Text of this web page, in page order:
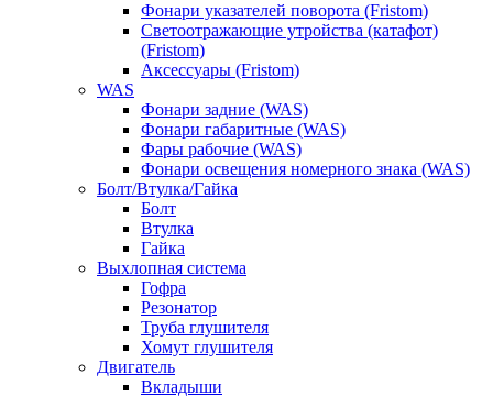
Фонари указателей поворота (Fristom)
Светоотражающие утройства (катафот)
(Fristom)
Аксессуары (Fristom)
WAS
Фонари задние (WAS)
Фонари габаритные (WAS)
Фары рабочие (WAS)
Фонари освещения номерного знака (WAS)
Болт/Втулка/Гайка
Болт
Втулка
Гайка
Выхлопная система
Гофра
Резонатор
Труба глушителя
Хомут глушителя
Двигатель
Вкладыши